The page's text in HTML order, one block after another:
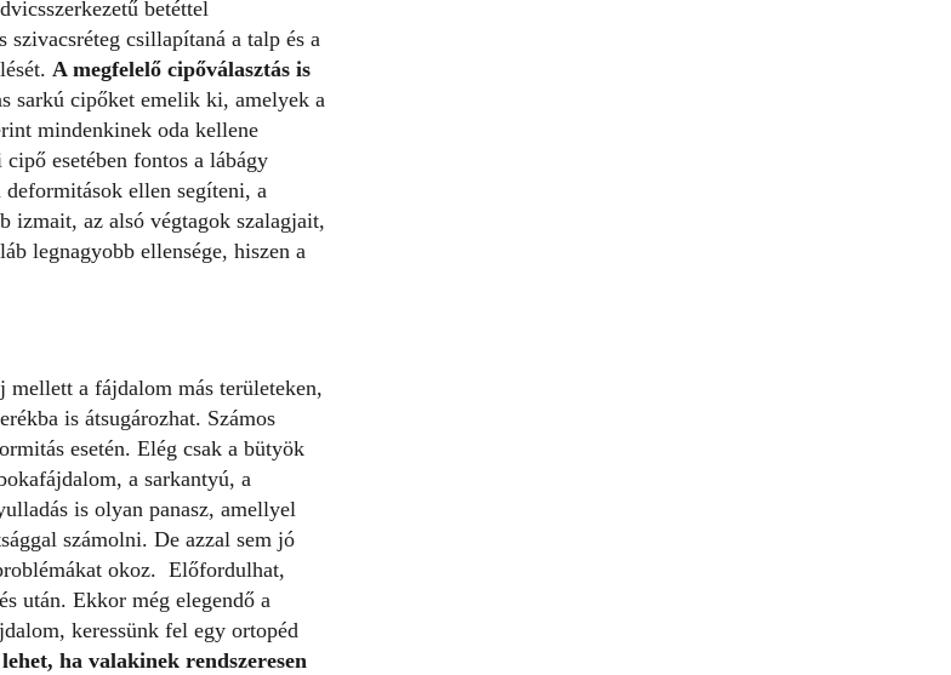
betéttel
szivacsréteg csillapítaná a talp és a
A megfelelő cipőválasztás is
sarkú cipőket emelik ki, amelyek a
mindenkinek oda kellene
esetében fontos a lábágy
ellen segíteni, a
izmait, az alsó végtagok szalagjait,
legnagyobb ellensége, hiszen a
a fájdalom más területeken,
is átsugározhat. Számos
esetén. Elég csak a bütyök
a sarkantyú, a
is olyan panasz, amellyel
számolni. De azzal sem jó
okoz. Előfordulhat,
után. Ekkor még elegendő a
keressünk fel egy ortopéd
ha valakinek rendszeresen